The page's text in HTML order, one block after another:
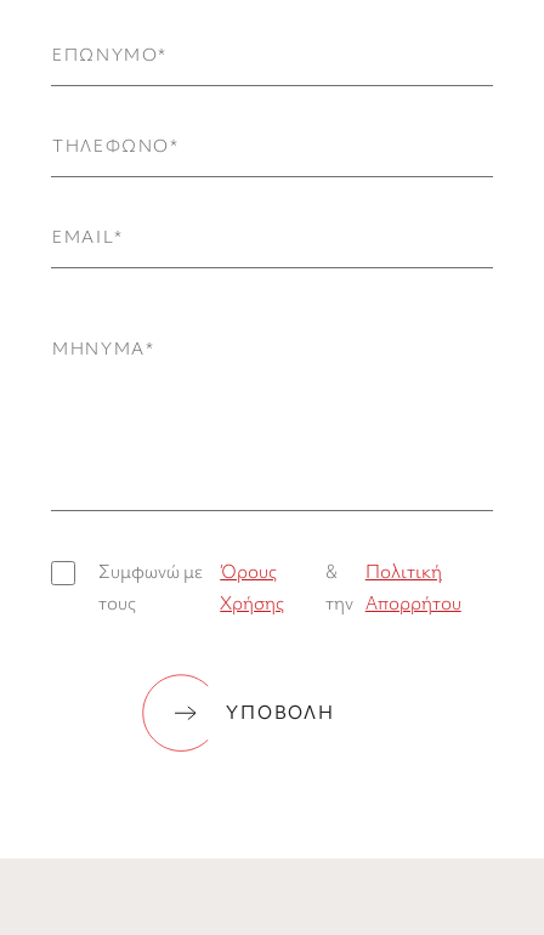
ΕΠΩΝΥΜΟ
ΤΗΛΕΦΩΝΟ
EMAIL
ΜΗΝΥΜΑ
Συμφωνώ με
τους
Όρους
Χρήσης
&
την
Πολιτική
Απορρήτου
ΥΠΟΒΟΛΗ